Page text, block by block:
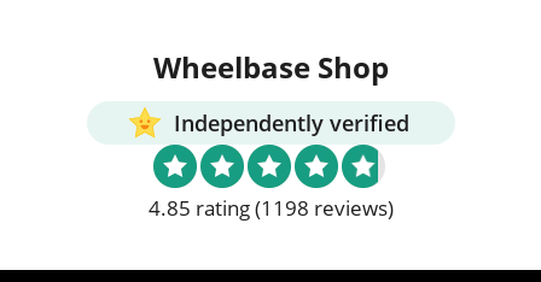
Wheelbase Shop
Independently verified
4.85 rating(1198 reviews)